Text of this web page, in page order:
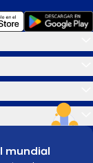
mundial